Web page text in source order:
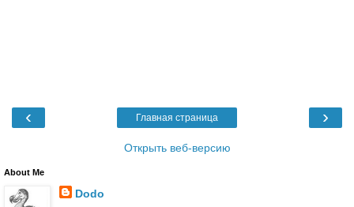
‹ ›
Главная страница
Открыть веб-версию
About Me
Dodo